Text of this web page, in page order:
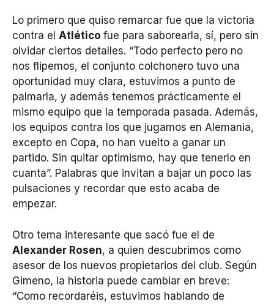
Lo primero que quiso remarcar fue que la victoria
contra el Atlético fue para saborearla, sí, pero sin
olvidar ciertos detalles. “Todo perfecto pero no
nos flipemos, el conjunto colchonero tuvo una
oportunidad muy clara, estuvimos a punto de
palmarla, y además tenemos prácticamente el
mismo equipo que la temporada pasada. Además,
los equipos contra los que jugamos en Alemania,
excepto en Copa, no han vuelto a ganar un
partido. Sin quitar optimismo, hay que tenerlo en
cuanta”. Palabras que invitan a bajar un poco las
pulsaciones y recordar que esto acaba de
empezar.
Otro tema interesante que sacó fue el de
Alexander Rosen, a quien descubrimos como
asesor de los nuevos propietarios del club. Según
Gimeno, la historia puede cambiar en breve:
“Como recordaréis, estuvimos hablando de